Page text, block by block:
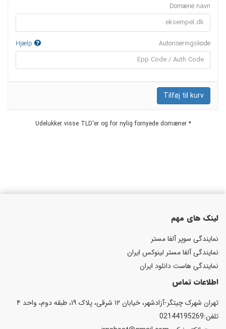
Domæne navn
Autoriseringskode
Tilføj til kurv
* Udelukker visse TLD'er og for nylig fornyede domæner
لینک های مهم
نمایندگی سوپر آلفا مستر
نمایندگی آلفا مستر لینوکس ایران
نمایندگی هاست دانلود ایران
اطلاعات تماس
تهران شهرک چیتگر-آزادشهر، خیابان ۱۲ شرقی، پلاک ۱۹، طبقه دوم، واحد ۴
تلفن:02144195269